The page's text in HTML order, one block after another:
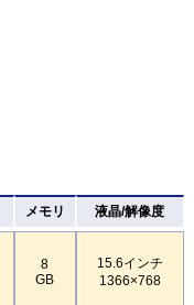
メモリ 液晶/解像度
8
GB
15.6インチ
1366×768